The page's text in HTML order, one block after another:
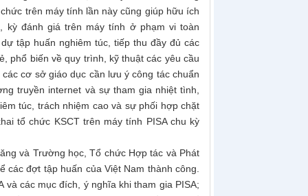
trên máy tính lần này cũng giúp hữu ích
kỳ đánh giá trên máy tính ở phạm vi toàn
tập huấn nghiêm túc, tiếp thu đầy đủ các
phổ biến về quy trình, kỹ thuật các yêu cầu
cơ sở giáo dục cần lưu ý công tác chuẩn
truyền internet và sự tham gia nhiệt tình,
túc, trách nhiệm cao và sự phối hợp chặt
tổ chức KSCT trên máy tính PISA chu kỳ
và Trường học, Tổ chức Hợp tác và Phát
đợt tập huấn của Việt Nam thành công.
các mục đích, ý nghĩa khi tham gia PISA;